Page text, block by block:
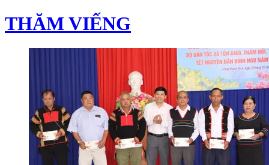
THĂM VIẾNG